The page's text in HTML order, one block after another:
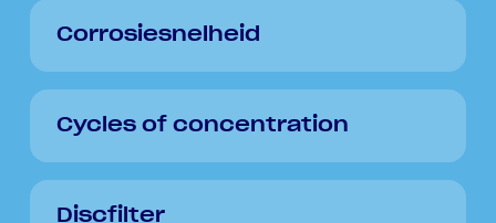
Corrosiesnelheid
Cycles of concentration
Discfilter